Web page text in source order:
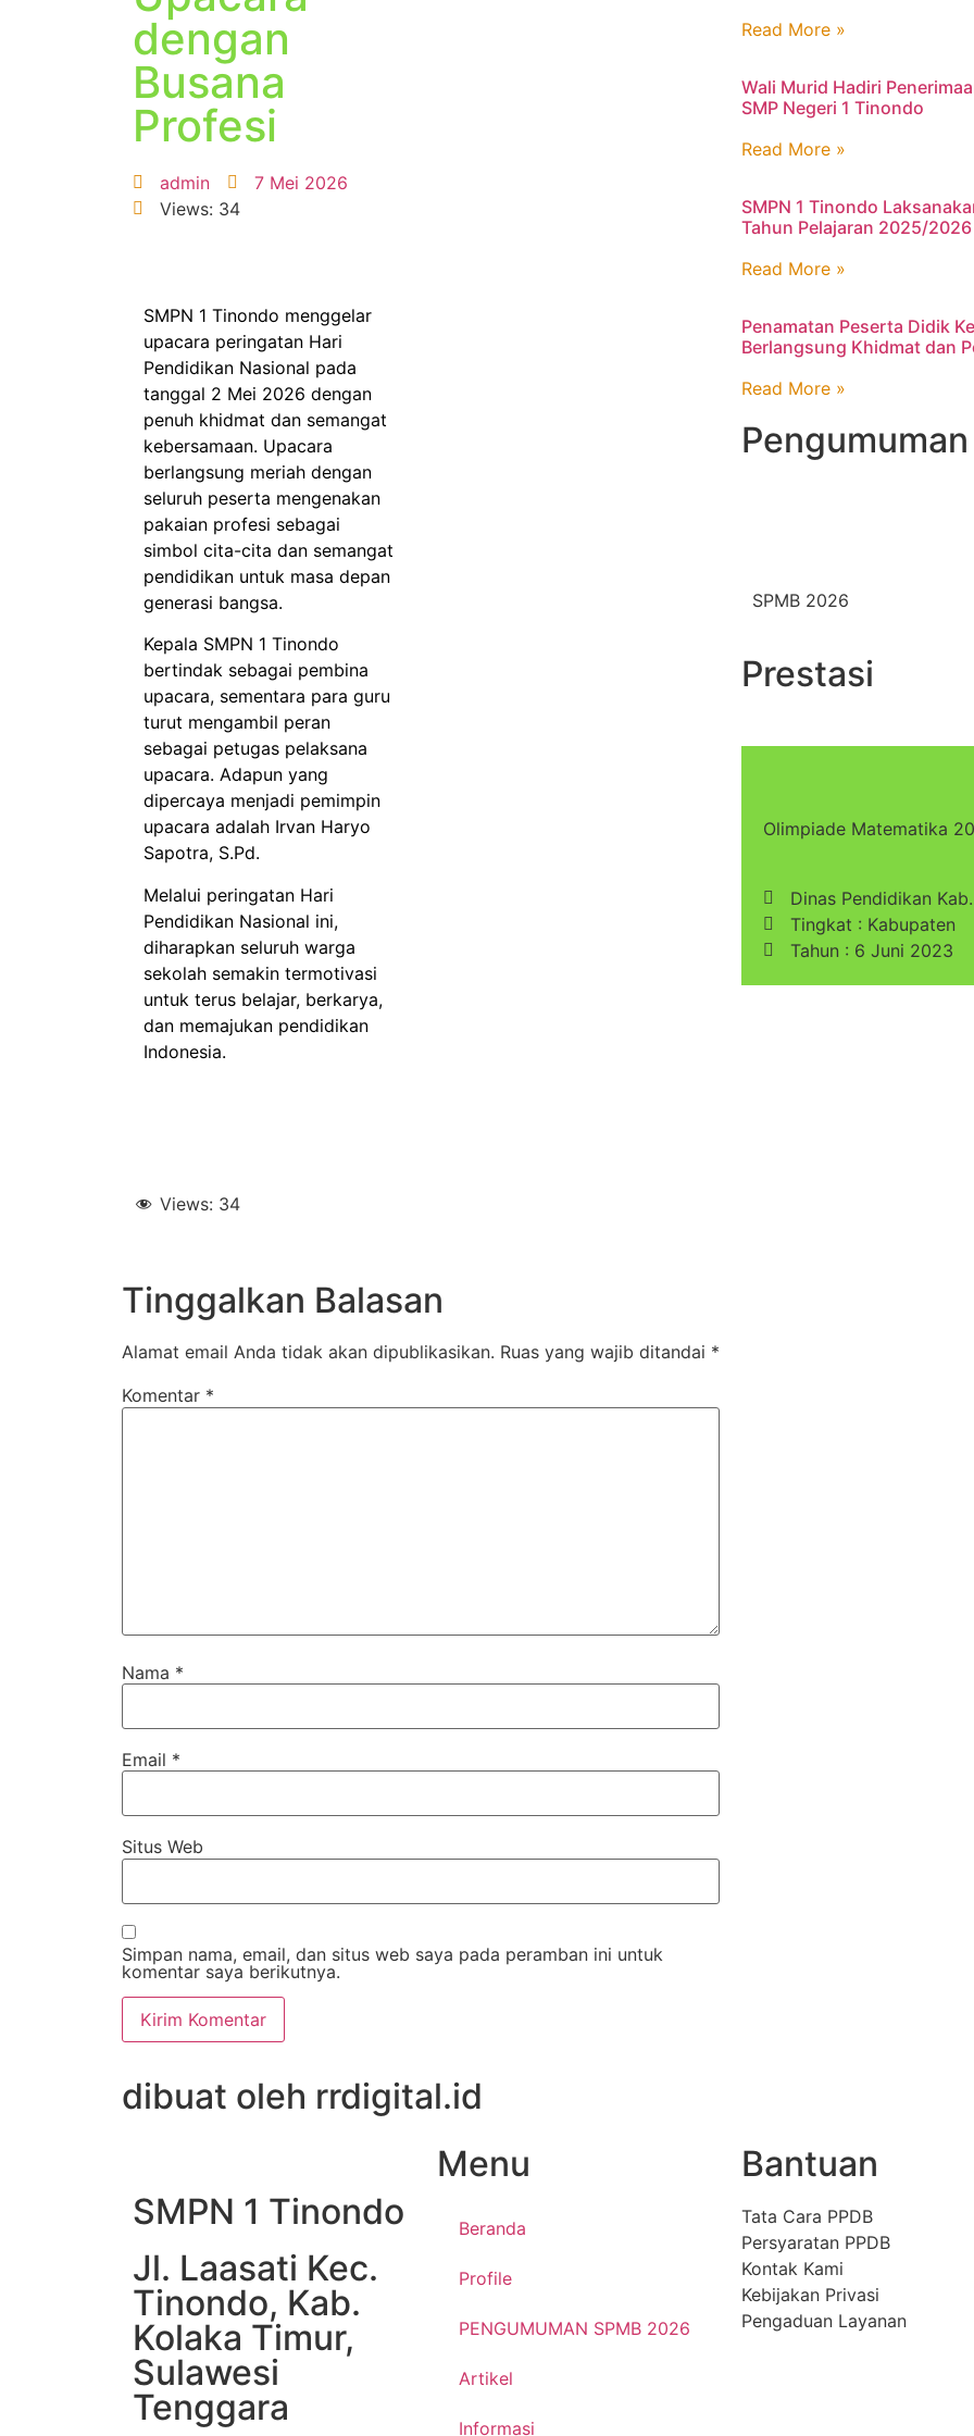
dengan
Busana
Profesi
admin
7 Mei 2026
Views: 34
SMPN 1 Tinondo menggelar
upacara peringatan Hari
Pendidikan Nasional pada
tanggal 2 Mei 2026 dengan
penuh khidmat dan semangat
kebersamaan. Upacara
berlangsung meriah dengan
seluruh peserta mengenakan
pakaian profesi sebagai
simbol cita-cita dan semangat
pendidikan untuk masa depan
generasi bangsa.
Kepala SMPN 1 Tinondo
bertindak sebagai pembina
upacara, sementara para guru
turut mengambil peran
sebagai petugas pelaksana
upacara. Adapun yang
dipercaya menjadi pemimpin
upacara adalah Irvan Haryo
Sapotra, S.Pd.
Melalui peringatan Hari
Pendidikan Nasional ini,
diharapkan seluruh warga
sekolah semakin termotivasi
untuk terus belajar, berkarya,
dan memajukan pendidikan
Indonesia.
Views: 34
Tinggalkan Balasan
Alamat email Anda tidak akan dipublikasikan. Ruas yang wajib ditandai *
Komentar *
Nama *
Email *
Situs Web
Simpan nama, email, dan situs web saya pada peramban ini untuk
komentar saya berikutnya.
Read More »
Wali Murid Hadiri
SMP Negeri 1 Tinondo
Read More »
SMPN 1 Tinondo
Tahun Pelajaran 2025/
Read More »
Penamatan Peserta Didik
Berlangsung Khidmat dan
Read More »
Pengumuman
SPMB 2026
Prestasi
Olimpiade Matematika
Dinas Pendidikan Kab.
Tingkat : Kabupaten
Tahun : 6 Juni 2023
dibuat oleh rrdigital.id
SMPN 1 Tinondo
Jl. Laasati Kec.
Tinondo, Kab.
Kolaka Timur,
Sulawesi
Tenggara
Menu
Beranda
Profile
PENGUMUMAN SPMB 2026
Artikel
Informasi
Bantuan
Tata Cara PPDB
Persyaratan PPDB
Kontak Kami
Kebijakan Privasi
Pengaduan Layanan